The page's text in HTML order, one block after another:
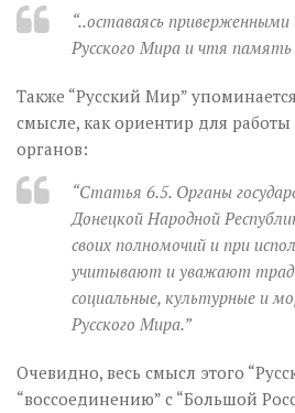
“..оставаясь
Русского Мира и чтя память
Также “Русский Мир”
смысле, как ориентир для
органов:
“Статья 6.5. Органы
Донецкой Народной
своих полномочий и при
учитывают и уважают
социальные, культурные и
Русского Мира.”
Очевидно, весь смысл этого
“воссоединению” с “Большой